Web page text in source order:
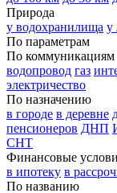
Природа
у водохранилища у
По параметрам
По коммуникациям
водопровод газ
электричество
По назначению
в городе в деревне
пенсионеров ДНП
СНТ
Финансовые
в ипотеку в
По названию